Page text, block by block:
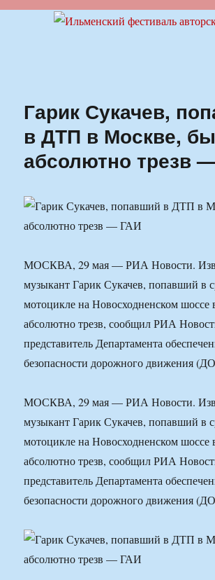
Ильменский фестиваль
Гарик Сукачев,
в ДТП в Москве,
абсолютно трезв
МОСКВА, 29 мая — РИА Новости.
музыкант Гарик Сукачев, попавший в
мотоцикле на Новосходненском
абсолютно трезв, сообщил РИА
представитель Департамента
безопасности дорожного движения
МОСКВА, 29 мая — РИА Новости.
музыкант Гарик Сукачев, попавший в
мотоцикле на Новосходненском
абсолютно трезв, сообщил РИА
представитель Департамента
безопасности дорожного движения